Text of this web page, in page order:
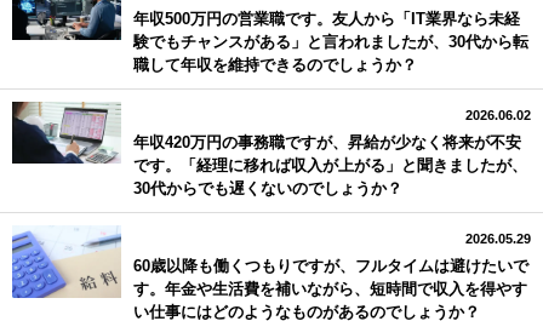
年収500万円の営業職です。友人から「IT業界なら未経
験でもチャンスがある」と言われましたが、30代から転
職して年収を維持できるのでしょうか？
2026.06.02
年収420万円の事務職ですが、昇給が少なく将来が不安
です。「経理に移れば収入が上がる」と聞きましたが、
30代からでも遅くないのでしょうか？
2026.05.29
60歳以降も働くつもりですが、フルタイムは避けたいで
す。年金や生活費を補いながら、短時間で収入を得やす
い仕事にはどのようなものがあるのでしょうか？